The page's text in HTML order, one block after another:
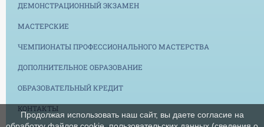
ДЕМОНСТРАЦИОННЫЙ ЭКЗАМЕН
МАСТЕРСКИЕ
ЧЕМПИОНАТЫ ПРОФЕССИОНАЛЬНОГО МАСТЕРСТВА
ДОПОЛНИТЕЛЬНОЕ ОБРАЗОВАНИЕ
ОБРАЗОВАТЕЛЬНЫЙ КРЕДИТ
КОНТАКТЫ
Продолжая использовать наш сайт, вы даете согласие на